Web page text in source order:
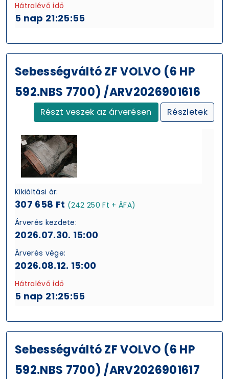
Hátralévő idő
5 nap 21:25:54
Sebességváltó ZF VOLVO (6 HP
592.NBS 7700) /ARV2026901616
Részt veszek az árverésen Részletek
Kikiáltási ár:
307 658 Ft (242 250 Ft + ÁFA)
Árverés kezdete:
2026.07.30. 15:00
Árverés vége:
2026.08.12. 15:00
Hátralévő idő
5 nap 21:25:54
Sebességváltó ZF VOLVO (6 HP
592.NBS 7700) /ARV2026901617